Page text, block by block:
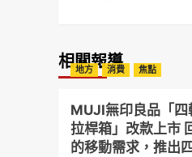
相關報導
地方 消費 焦點
MUJI無印良品「四
拉桿箱」改款上市
的移動需求，推出